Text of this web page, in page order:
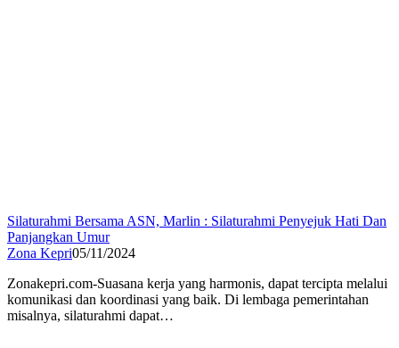
Silaturahmi Bersama ASN, Marlin : Silaturahmi Penyejuk Hati Dan
Panjangkan Umur
Zona Kepri05/11/2024
Zonakepri.com-Suasana kerja yang harmonis, dapat tercipta melalui
komunikasi dan koordinasi yang baik. Di lembaga pemerintahan
misalnya, silaturahmi dapat…